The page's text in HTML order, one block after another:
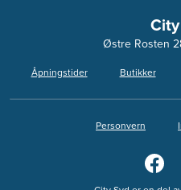
Østre Rosten
Åpningstider Butikker
Personvern